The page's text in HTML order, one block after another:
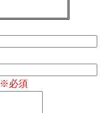
※必須